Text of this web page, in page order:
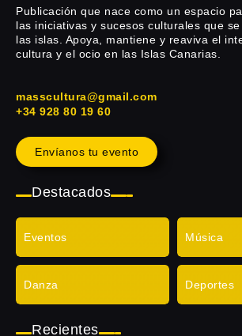
Publicación que nace como un espacio
las iniciativas y sucesos culturales que
las islas. Apoya, mantiene y reaviva el
cultura y el ocio en las Islas Canarias.
masscultura@gmail.com
+34 928 80 19 60
Envíanos tu evento
Destacados
Eventos Música
Danza Deportes
Recientes